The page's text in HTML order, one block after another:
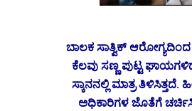
ಬಾಲಕ ಸಾತ್ವಿಕ್ ಆರೋಗ್ಯದಿಂದ
ಕೆಲವು ಸಣ್ಣ ಪುಟ್ಟ
ಸ್ಕಾನನಲ್ಲಿ ಮಾತ್ರ
ಅಧಿಕಾರಿಗಳ ಜೊತೆಗೆ